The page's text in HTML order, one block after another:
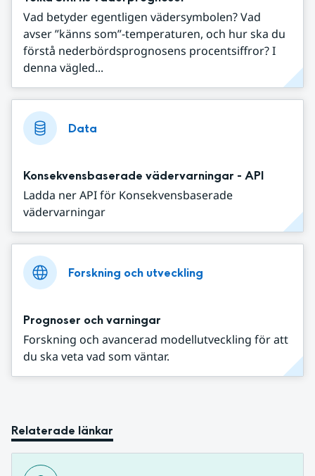
Vad betyder egentligen vädersymbolen? Vad
avser ”känns som”-temperaturen, och hur ska du
förstå nederbördsprognosens procentsiffror? I
denna vägled...
Data
Konsekvensbaserade vädervarningar - API
Ladda ner API för Konsekvensbaserade
vädervarningar
Forskning och utveckling
Prognoser och varningar
Forskning och avancerad modellutveckling för att
du ska veta vad som väntar.
Relaterade länkar